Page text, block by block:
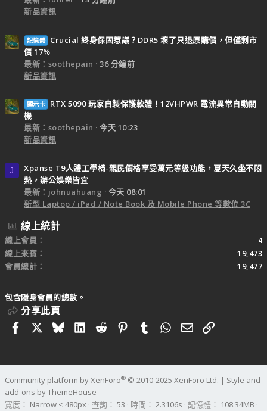
新品資訊
記憶體
Crucial 終身保固惹議？DDR5 壞了只退原購價，但僅剩市
價 17%
最新：soothepain
36 分鐘前
新品資訊
顯示卡
RTX 5090 玩家自製保護軟體！12VHPWR 電流異常自動關
機
最新：soothepain
今天 10:23
新品資訊
J
Xpanse T9人體工學椅-親民價格享受萬元等級功能，夏天久坐不悶
熱，辦公娛樂皆宜
最新：johnuahuang
今天 08:01
新型 Laptop / iPad / Note Book 及 Mobile Phone 等數位 3C
線上統計
線上會員
4
線上來賓
19,473
會員總計
19,477
包含隱身會員的總數。
分享此頁
FacebookBlueskyLinkedIn
RedditPinterestTumblrWhatsApp
電子郵件
連結
Community platform by XenForo® © 2010-2025 XenForo Ltd. | Style and
add-ons by ThemeHouse
寬度
查詢 53 時間 2.3106s 記憶體 108.34MB